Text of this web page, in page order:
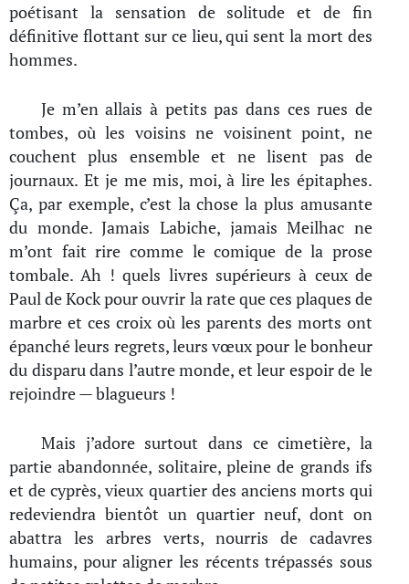
poétisant la sensation de solitude et de fin
définitive flottant sur ce lieu, qui sent la mort des
hommes.
Je m’en allais à petits pas dans ces rues de
tombes, où les voisins ne voisinent point, ne
couchent plus ensemble et ne lisent pas de
journaux. Et je me mis, moi, à lire les épitaphes.
Ça, par exemple, c’est la chose la plus amusante
du monde. Jamais Labiche, jamais Meilhac ne
m’ont fait rire comme le comique de la prose
tombale. Ah ! quels livres supérieurs à ceux de
Paul de Kock pour ouvrir la rate que ces plaques de
marbre et ces croix où les parents des morts ont
épanché leurs regrets, leurs vœux pour le bonheur
du disparu dans l’autre monde, et leur espoir de le
rejoindre — blagueurs !
Mais j’adore surtout dans ce cimetière, la
partie abandonnée, solitaire, pleine de grands ifs
et de cyprès, vieux quartier des anciens morts qui
redeviendra bientôt un quartier neuf, dont on
abattra les arbres verts, nourris de cadavres
humains, pour aligner les récents trépassés sous